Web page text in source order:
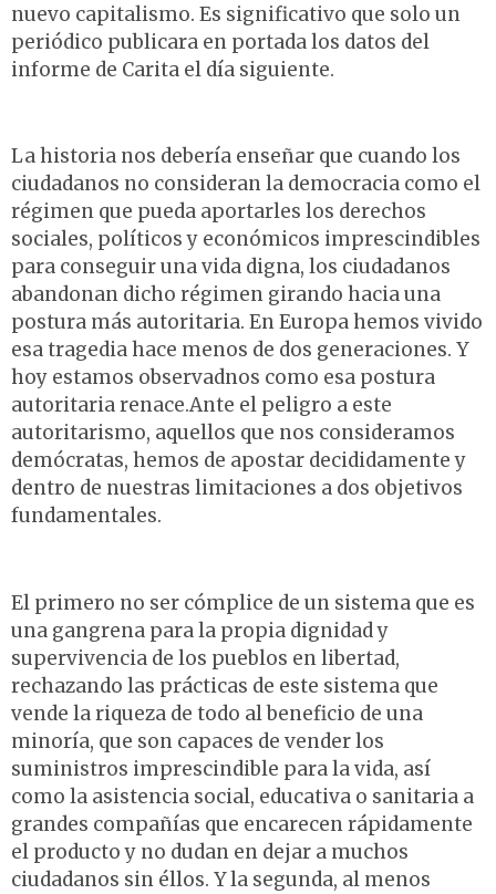
nuevo capitalismo. Es significativo que solo un
periódico publicara en portada los datos del
informe de Carita el día siguiente.
La historia nos debería enseñar que cuando los
ciudadanos no consideran la democracia como el
régimen que pueda aportarles los derechos
sociales, políticos y económicos imprescindibles
para conseguir una vida digna, los ciudadanos
abandonan dicho régimen girando hacia una
postura más autoritaria. En Europa hemos vivido
esa tragedia hace menos de dos generaciones. Y
hoy estamos observadnos como esa postura
autoritaria renace.Ante el peligro a este
autoritarismo, aquellos que nos consideramos
demócratas, hemos de apostar decididamente y
dentro de nuestras limitaciones a dos objetivos
fundamentales.
El primero no ser cómplice de un sistema que es
una gangrena para la propia dignidad y
supervivencia de los pueblos en libertad,
rechazando las prácticas de este sistema que
vende la riqueza de todo al beneficio de una
minoría, que son capaces de vender los
suministros imprescindible para la vida, así
como la asistencia social, educativa o sanitaria a
grandes compañías que encarecen rápidamente
el producto y no dudan en dejar a muchos
ciudadanos sin éllos. Y la segunda, al menos